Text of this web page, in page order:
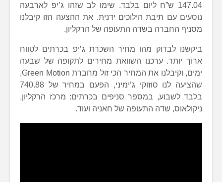
147.04 ש”ח ליום בלבד. שימו לב שזהו ג’יפ לארבעה
נוסעים עם תיבת הילוכים ידנית. את ההצעה הזו קיבלנו
מסניף החברה בשדה התעופה של הרקליון.
ביקשנו לבדוק מהו מחיר השכרת ג’יפ בכרתים לטווח
ארוך יותר. ערכנו השוואת מחירים לתקופה של שבעה
ימים, וקיבלנו את המחיר הכי זול מחברת Green Motion,
שהציעה לנו סוזוקי ג’ימיני, הפעם במחיר של 740.88
בלבד לשבוע, במספר סניפים בכרתים: מרכז הרקליון,
ניקולאוס, שדה התעופה של חאניה ועוד.